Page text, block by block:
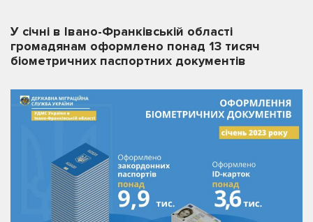
У січні в Івано-Франківській області
громадянам оформлено понад 13 тисяч
біометричних паспортних документів